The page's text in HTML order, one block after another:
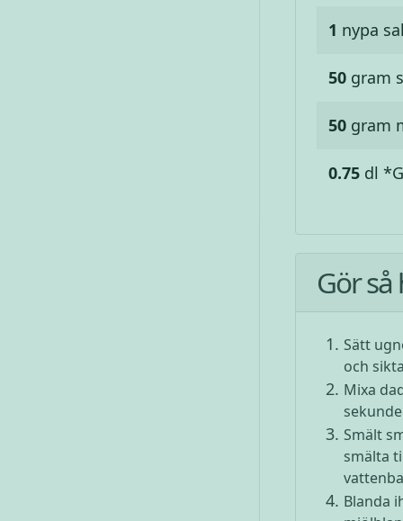
1 nypa
50 gram
50 gram
0.75 dl
Gör så
Sätt
och
Mixa
Smält
smälta
Blanda